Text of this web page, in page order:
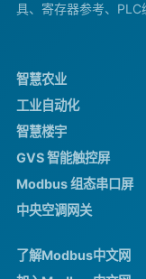
具、寄存器参考、PLC
智慧农业
工业自动化
智慧楼宇
GVS 智能触控屏
Modbus 组态串口屏
中央空调网关
了解Modbus中文网